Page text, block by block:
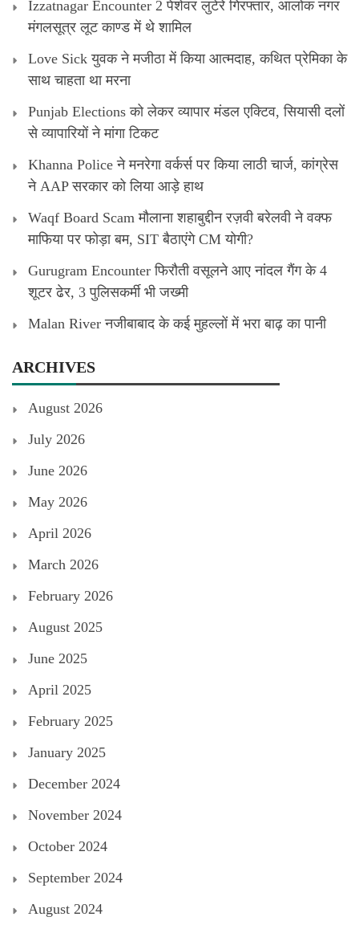
Izzatnagar Encounter 2 पेशेवर लुटेरे गिरफ्तार, आलोक नगर
मंगलसूत्र लूट काण्‍ड में थे शामिल
Love Sick युवक ने मजीठा में किया आत्मदाह, कथित प्रेमिका के
साथ चाहता था मरना
Punjab Elections को लेकर व्यापार मंडल एक्टिव, सियासी दलों
से व्यापारियों ने मांगा टिकट
Khanna Police ने मनरेगा वर्कर्स पर किया लाठी चार्ज, कांग्रेस
ने AAP सरकार को लिया आड़े हाथ
Waqf Board Scam मौलाना शहाबुद्दीन रज़वी बरेलवी ने वक्फ
माफिया पर फोड़ा बम, SIT बैठाएंगे CM योगी?
Gurugram Encounter फिरौती वसूलने आए नांदल गैंग के 4
शूटर ढेर, 3 पुलिसकर्मी भी जख्मी
Malan River नजीबाबाद के कई मुहल्लों में भरा बाढ़ का पानी
ARCHIVES
August 2026
July 2026
June 2026
May 2026
April 2026
March 2026
February 2026
August 2025
June 2025
April 2025
February 2025
January 2025
December 2024
November 2024
October 2024
September 2024
August 2024